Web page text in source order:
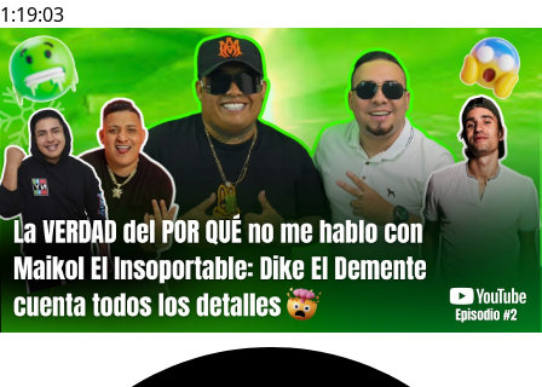
1:19:03